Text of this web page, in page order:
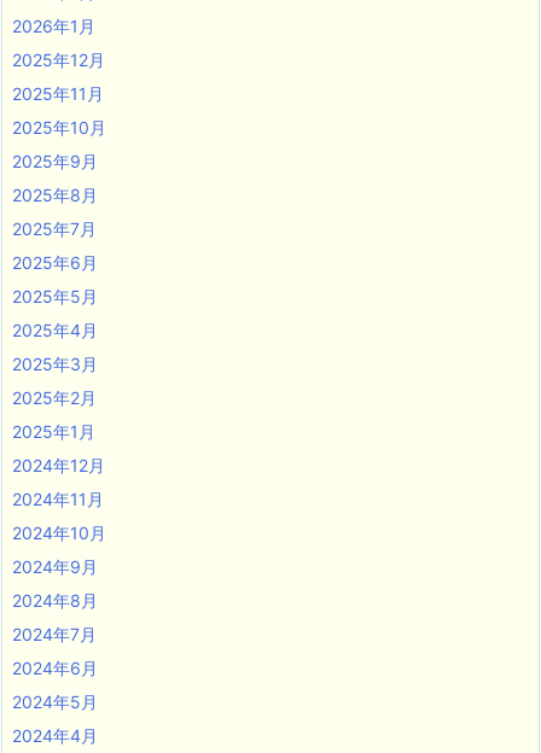
2026年1月
2025年12月
2025年11月
2025年10月
2025年9月
2025年8月
2025年7月
2025年6月
2025年5月
2025年4月
2025年3月
2025年2月
2025年1月
2024年12月
2024年11月
2024年10月
2024年9月
2024年8月
2024年7月
2024年6月
2024年5月
2024年4月